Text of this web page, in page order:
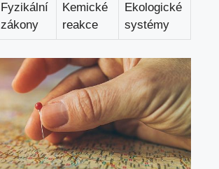
Fyzikální
zákony
Kemické
reakce
Ekologické
systémy